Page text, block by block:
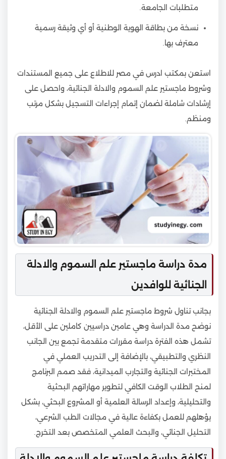
متطلبات الجامعة.
نسخة من بطاقة الهوية الوطنية أو أي وثيقة رسمية
معترف بها.
استعن بمكتب ادرس في مصر للاطلاع على جميع المستندات
وشروط ماجستير علم السموم والادلة الجنائية، واحصل على
إرشادات شاملة لضمان إتمام إجراءات التسجيل بشكل مرتب
ومنظم.
مدة دراسة ماجستير علم السموم والادلة
الجنائية للوافدين
بجانب تناول شروط ماجستير علم السموم والادلة الجنائية
نوضح مدة الدراسة وهي عامين دراسيين كاملين على الأقل،
تشمل هذه الفترة دراسة مقررات متقدمة تجمع بين الجانب
النظري والتطبيقي، بالإضافة إلى التدريب العملي في
المختبرات الجنائية والتجارب الميدانية، فقد صمم البرنامج
لمنح الطلاب الوقت الكافي لتطوير مهاراتهم البحثية
والتحليلية، وإعداد الرسالة العلمية أو المشروع البحثي، بشكل
يؤهلهم للعمل بكفاءة عالية في مجالات الطب الشرعي،
التحليل الجنائي، والبحث العلمي المتخصص بعد التخرج.